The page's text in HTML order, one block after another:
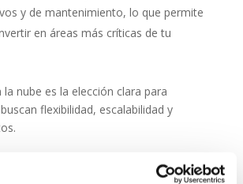
y de mantenimiento, lo que permite
en áreas más críticas de tu
nube es la elección clara para
flexibilidad, escalabilidad y
de telefonía y centralitas virtuales,